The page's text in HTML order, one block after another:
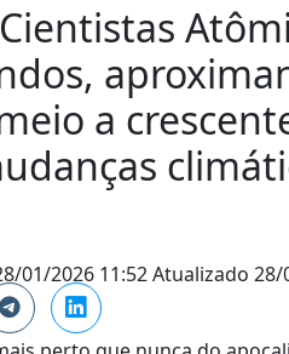
a
01/2026 11:52Atualizado 28/